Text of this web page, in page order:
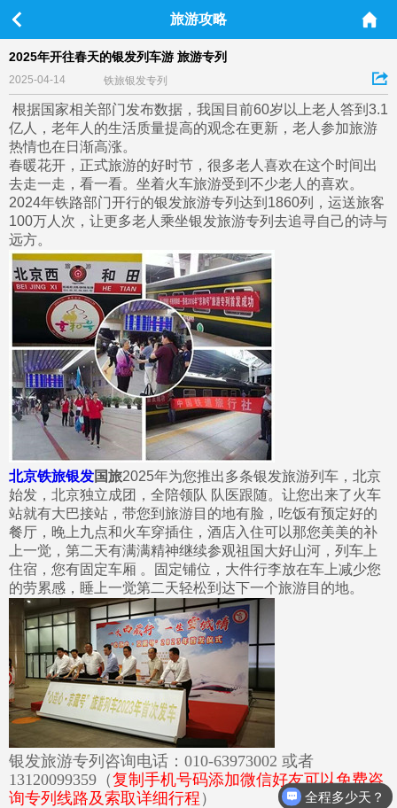
旅游攻略
2025年开往春天的银发列车游 旅游专列
2025-04-14 铁旅银发专列
根据国家相关部门发布数据，我国目前60岁以上老人答到3.1
亿人，老年人的生活质量提高的观念在更新，老人参加旅游
热情也在日渐高涨。
春暖花开，正式旅游的好时节，很多老人喜欢在这个时间出
去走一走，看一看。坐着火车旅游受到不少老人的喜欢。
2024年铁路部门开行的银发旅游专列达到1860列，运送旅客
100万人次，让更多老人乘坐银发旅游专列去追寻自己的诗与
远方。
北京铁旅银发国旅2025年为您推出多条银发旅游列车，北京
始发，北京独立成团，全陪领队 队医跟随。让您出来了火车
站就有大巴接站，带您到旅游目的地有脸，吃饭有预定好的
餐厅，晚上九点和火车穿插住，酒店入住可以那您美美的补
上一觉，第二天有满满精神继续参观祖国大好山河，列车上
住宿，您有固定车厢 。固定铺位，大件行李放在车上减少您
的劳累感，睡上一觉第二天轻松到达下一个旅游目的地。
银发旅游专列咨询电话：010-63973002 或者
13120099359（复制手机号码添加微信好友可以免费咨
询专列线路及索取详细行程 ） 全程多少天？